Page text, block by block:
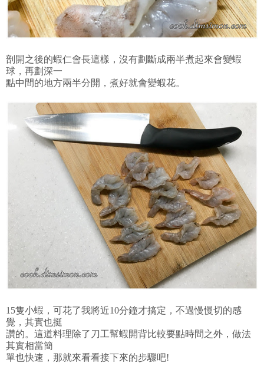
剖開之後的蝦仁會長這樣，沒有劃斷成兩半煮起來會變蝦
球，再劃深一
點中間的地方兩半分開，煮好就會變蝦花。
15隻小蝦，可花了我將近10分鐘才搞定，不過慢慢切的感
覺，其實也挺
讚的。這道料理除了刀工幫蝦開背比較要點時間之外，做法
其實相當簡
單也快速，那就來看看接下來的步驟吧!